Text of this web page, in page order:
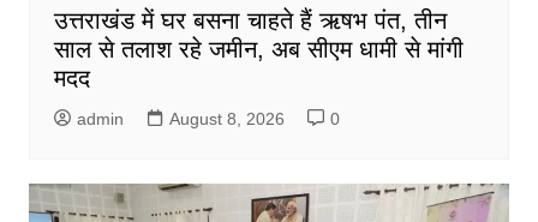
उत्तराखंड में घर बसना चाहते हैं ऋषभ पंत, तीन
साल से तलाश रहे जमीन, अब सीएम धामी से मांगी
मदद
admin August 8, 2026 0